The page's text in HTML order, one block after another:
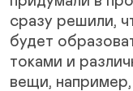
сразу решили,
будет
токами и
вещи,